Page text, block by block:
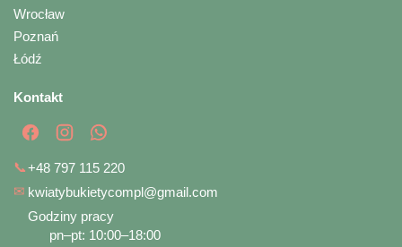
Wrocław
Poznań
Łódź
Kontakt
📞+48 797 115 220
✉ kwiatybukietycompl@gmail.com
Godziny pracy
pn–pt: 10:00–18:00